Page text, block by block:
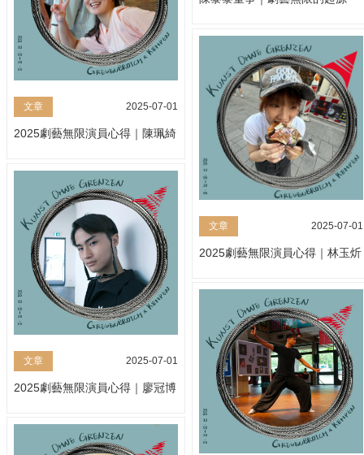
文章 2025-07-01
2025劇藝無限演員心得｜陳珮綺
文章 2025-07-01
2025劇藝無限演員心得｜林玉炘
文章 2025-07-01
2025劇藝無限演員心得｜廖冠博